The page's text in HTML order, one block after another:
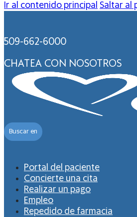
Ir al contenido principal Saltar al
509-662-6000
CHATEA CON NOSOTROS
Buscar en
Portal del paciente
Concierte una cita
Realizar un pago
Empleo
Repedido de farmacia